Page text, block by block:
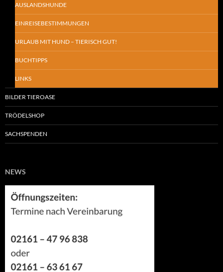
AUSLANDSHUNDE
EINREISEBESTIMMUNGEN
URLAUB MIT HUND – TIERISCH GUT!
BUCHTIPPS
LINKS
BILDER TIEROASE
TRÖDELSHOP
SACHSPENDEN
NEWS